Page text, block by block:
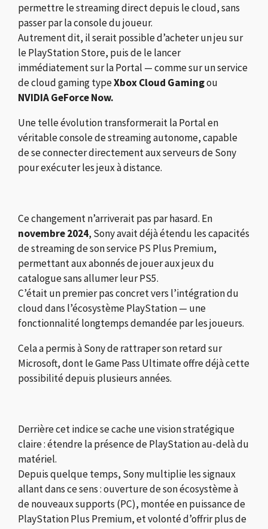
permettre le streaming direct depuis le cloud, sans
passer par la console du joueur.
Autrement dit, il serait possible d’acheter un jeu sur
le PlayStation Store, puis de le lancer
immédiatement sur la Portal — comme sur un service
de cloud gaming typeXbox Cloud Gamingou
NVIDIA GeForce Now.
Une telle évolution transformerait la Portal en
véritable console de streaming autonome, capable
de se connecter directement aux serveurs de Sony
pour exécuter les jeux à distance.
Ce changement n’arriverait pas par hasard. En
novembre 2024, Sony avait déjà étendu les capacités
de streaming de son service PS Plus Premium,
permettant aux abonnés de jouer aux jeux du
catalogue sans allumer leur PS5.
C’était un premier pas concret vers l’intégration du
cloud dans l’écosystème PlayStation — une
fonctionnalité longtemps demandée par les joueurs.
Cela a permis à Sony de rattraper son retard sur
Microsoft, dont le Game Pass Ultimate offre déjà cette
possibilité depuis plusieurs années.
Derrière cet indice se cache une vision stratégique
claire : étendre la présence de PlayStation au-delà du
matériel.
Depuis quelque temps, Sony multiplie les signaux
allant dans ce sens : ouverture de son écosystème à
de nouveaux supports (PC), montée en puissance de
PlayStation Plus Premium, et volonté d’offrir plus de